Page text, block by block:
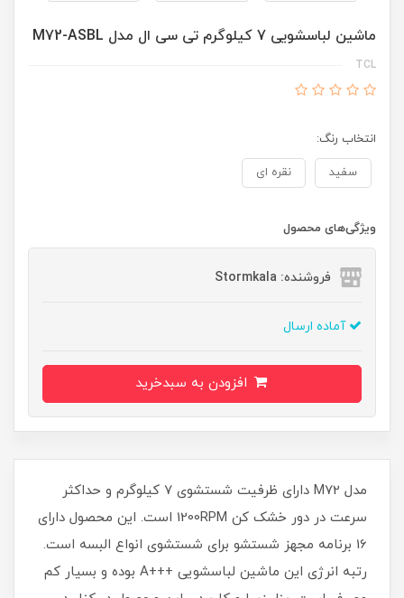
ماشین لباسشویی 7 کیلوگرم تی سی ال مدل M72-ASBL
TCL
انتخاب رنگ:
سفید نقره ای
ویژگی‌های محصول
فروشنده: Stormkala
آماده ارسال
مدل M72 دارای ظرفیت شستشوی 7 کیلوگرم و حداکثر
سرعت در دور خشک کن 1200RPM است. این محصول دارای
16 برنامه مجهز شستشو برای شستشوی انواع البسه است.
رتبه انرژی این ماشین لباسشویی +++A بوده و بسیار کم